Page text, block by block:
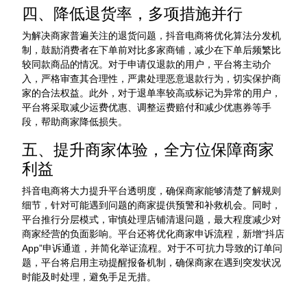
四、降低退货率，多项措施并行
为解决商家普遍关注的退货问题，抖音电商将优化算法分发机
制，鼓励消费者在下单前对比多家商铺，减少在下单后频繁比
较同款商品的情况。对于申请仅退款的用户，平台将主动介
入，严格审查其合理性，严肃处理恶意退款行为，切实保护商
家的合法权益。此外，对于退单率较高或标记为异常的用户，
平台将采取减少运费优惠、调整运费赔付和减少优惠券等手
段，帮助商家降低损失。
五、提升商家体验，全方位保障商家
利益
抖音电商将大力提升平台透明度，确保商家能够清楚了解规则
细节，针对可能遇到问题的商家提供预警和补救机会。同时，
平台推行分层模式，审慎处理店铺清退问题，最大程度减少对
商家经营的负面影响。平台还将优化商家申诉流程，新增“抖店
App”申诉通道，并简化举证流程。对于不可抗力导致的订单问
题，平台将启用主动提醒报备机制，确保商家在遇到突发状况
时能及时处理，避免手足无措。